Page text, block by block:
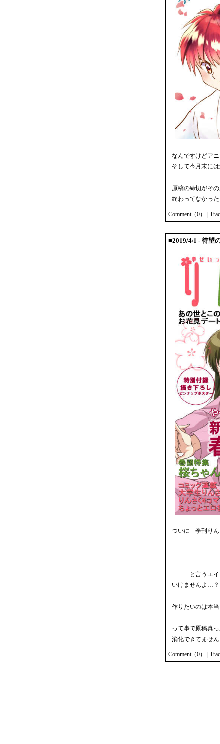
なんですけどア
そして今月末に
原稿の締切がそ
終わってなかっ
Comment（0）
■2019/4/1 - 待望
ついに「季刊り
………と言うエイ
いけませんよ…？
作りたいのは本
って事で原稿真
消化できてませ
Comment（0）